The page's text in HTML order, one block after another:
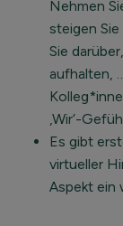
Nehmen
steigen
Sie
aufhalten,
‚Wir‘-
Es gibt
virtueller
Aspekt ein